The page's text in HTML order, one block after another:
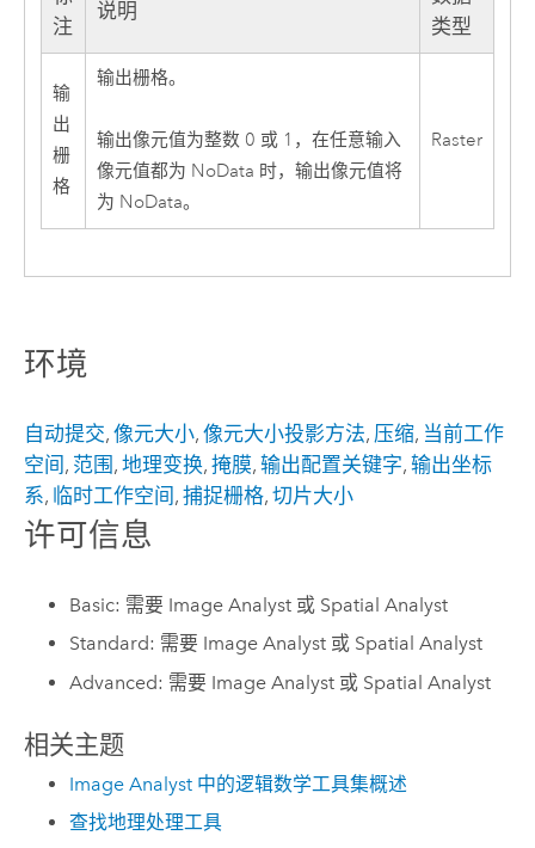
注
说明
类型
输
出
栅
格
输出栅格。
输出像元值为整数 0 或 1，在任意输入
像元值都为 NoData 时，输出像元值将
为 NoData。
Raster
环境
自动提交, 像元大小, 像元大小投影方法, 压缩, 当前工作
空间 , 范围 , 地理变换, 掩膜, 输出配置关键字, 输出坐标
系, 临时工作空间 , 捕捉栅格, 切片大小
许可信息
Basic: 需要 Image Analyst 或 Spatial Analyst
Standard: 需要 Image Analyst 或 Spatial Analyst
Advanced: 需要 Image Analyst 或 Spatial Analyst
相关主题
Image Analyst 中的逻辑数学工具集概述
查找地理处理工具